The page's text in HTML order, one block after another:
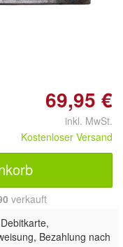
69,95 €
inkl. MwSt.
Kostenloser Versand
verkauft
Bezahlung nach